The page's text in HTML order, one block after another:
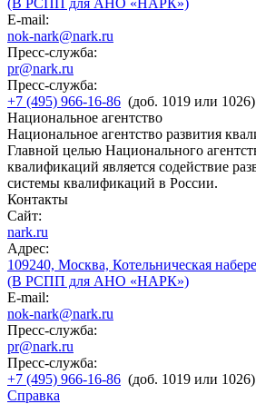
(В РСПП для АНО «НАРК»)
E-mail:
nok-nark@nark.ru
Пресс-служба:
pr@nark.ru
Пресс-служба:
+7 (495) 966-16-86 (доб. 1019 или 1026)
Национальное агентство
Национальное агентство развития
Главной целью Национального
квалификаций является содействие
системы квалификаций в России.
Контакты
Сайт:
nark.ru
Адрес:
109240, Москва, Котельническая
(В РСПП для АНО «НАРК»)
E-mail:
nok-nark@nark.ru
Пресс-служба:
pr@nark.ru
Пресс-служба:
+7 (495) 966-16-86 (доб. 1019 или 1026)
Справка